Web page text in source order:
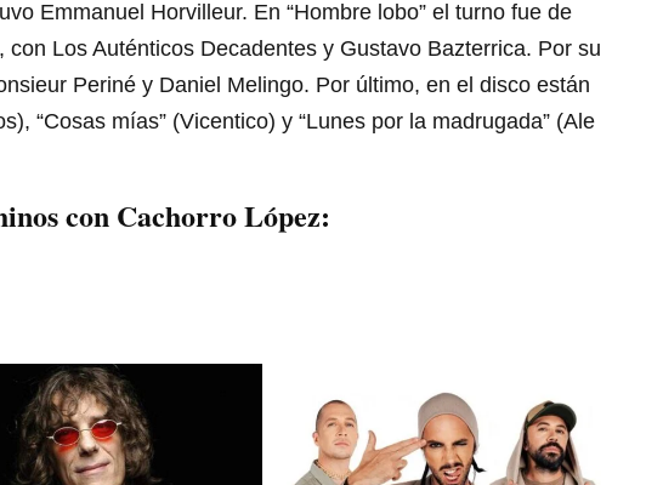
Emmanuel Horvilleur. En “Hombre lobo” el turno fue de
con Los Auténticos Decadentes y Gustavo Bazterrica. Por su
Periné y Daniel Melingo. Por último, en el disco están
“Cosas mías” (Vicentico) y “Lunes por la madrugada” (Ale
con Cachorro López: